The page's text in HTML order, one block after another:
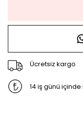
Ücretsiz kargo
14 iş günü